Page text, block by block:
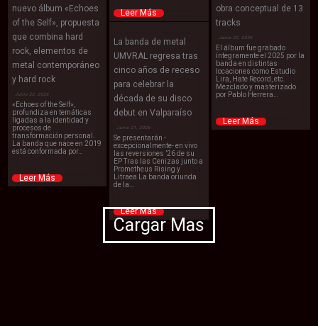
Leer Más
obra conceptual de 13
tracks
Junio 22, 2026
El álbum fue grabado
íntegramente el 2025 por la
banda en distintas
locaciones como Estudio
Lira, Hate Record, etc.
Mezclado y masterizado
por Pablo Herrera…
Leer Más
nuevo álbum «Echoes
of the Self», propuesta
que combina hard
rock, elementos de
metal contemporáneo
y hard rock
Junio 22, 2026
«Echoes of the Self»,
profundiza en temáticas
ligadas a la identidad y
procesos de
transformación personal.
La banda que nace en 2019
está conformada por…
Leer Más
La banda de metal
UMVRAL regresa tras
cinco años de receso
para celebrar la
década de su disco
debut en Valparaíso
Junio 21, 2026
Se presentarán -
excepcionalmente- en vivo
las reversiones ’26 de su
EP Tras las Cenizas junto a
Prometheus Rising y
Litraea La banda oriunda
de la…
Leer Más
Cargar Mas